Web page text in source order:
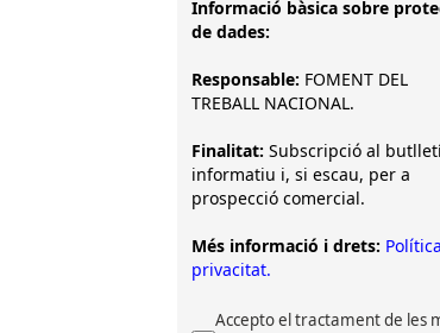
Informació bàsica sobre
de dades:
Responsable: FOMENT DEL
TREBALL NACIONAL.
Finalitat: Subscripció al
informatiu i, si escau, per a
prospecció comercial.
Més informació i drets:
privacitat.
Accepto el tractament de les